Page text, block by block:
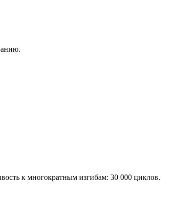
к многократным изгибам: 30 000 циклов.